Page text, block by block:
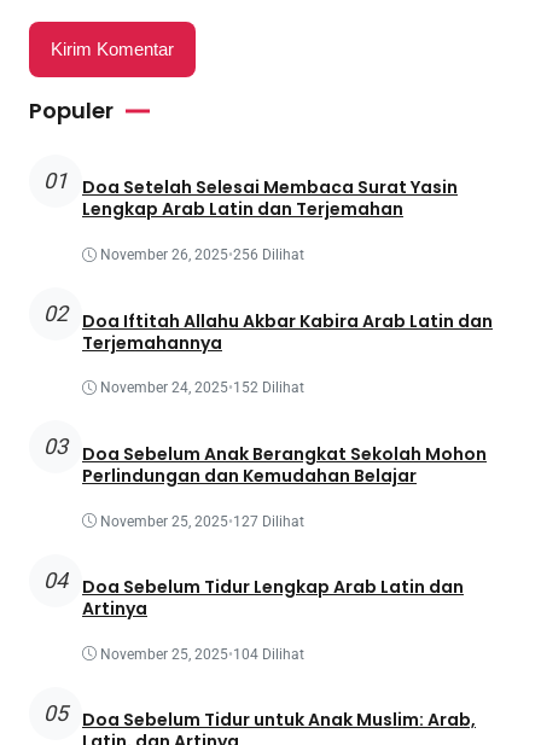
Populer
01
Doa Setelah Selesai Membaca Surat Yasin
Lengkap Arab Latin dan Terjemahan
November 26, 2025•256 Dilihat
02
Doa Iftitah Allahu Akbar Kabira Arab Latin dan
Terjemahannya
November 24, 2025•152 Dilihat
03
Doa Sebelum Anak Berangkat Sekolah Mohon
Perlindungan dan Kemudahan Belajar
November 25, 2025•127 Dilihat
04
Doa Sebelum Tidur Lengkap Arab Latin dan
Artinya
November 25, 2025•104 Dilihat
05
Doa Sebelum Tidur untuk Anak Muslim: Arab,